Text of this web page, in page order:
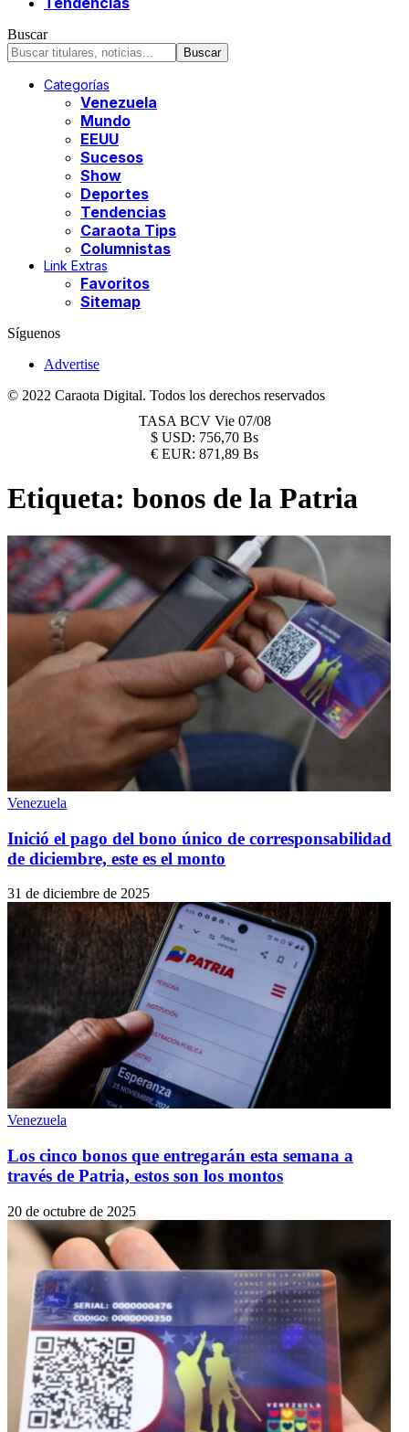
Buscar
Categorías
Venezuela
Mundo
EEUU
Sucesos
Show
Deportes
Tendencias
Caraota Tips
Columnistas
Link Extras
Favoritos
Sitemap
Síguenos
Advertise
© 2022 Caraota Digital. Todos los derechos reservados
TASA BCV Vie 07/08
$ USD: 756,70 Bs
€ EUR: 871,89 Bs
Etiqueta: bonos de la Patria
Venezuela
Inició el pago del bono único de corresponsabilidad
de diciembre, este es el monto
31 de diciembre de 2025
Venezuela
Los cinco bonos que entregarán esta semana a
través de Patria, estos son los montos
20 de octubre de 2025